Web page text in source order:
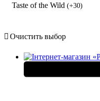
Taste of the Wild (+30)
Очистить выбор